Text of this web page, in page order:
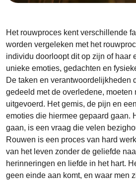
Het rouwproces kent verschillende
worden vergeleken met het
individu doorloopt dit op zijn of haar
unieke emoties, gedachten en
De taken en verantwoordelijkheden
gedeeld met de overledene, moeten
uitgevoerd. Het gemis, de pijn en
emoties die hiermee gepaard gaan.
gaan, is een vraag die velen
Rouwen is een proces van hard
van het leven zonder de geliefde
herinneringen en liefde in het hart.
geen einde aan komt, en waar men